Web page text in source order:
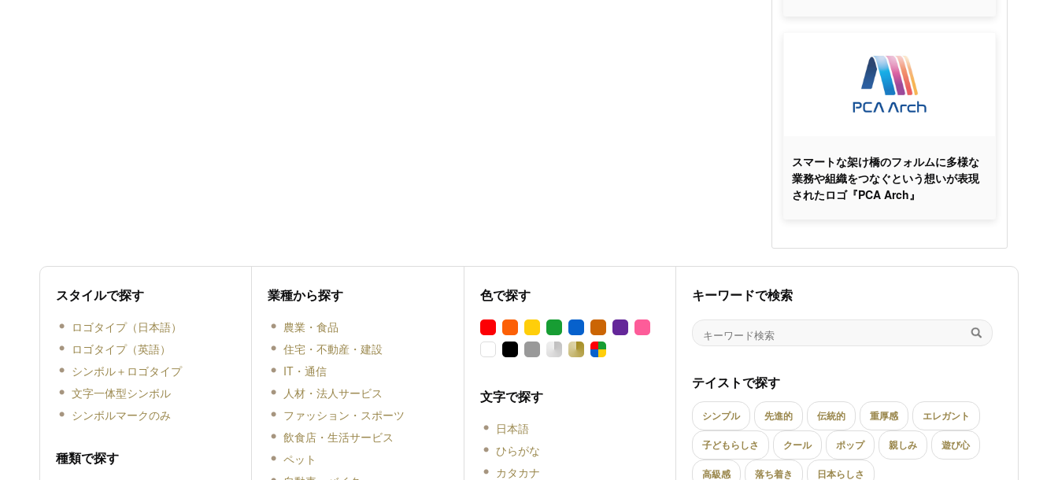
スマートな架け橋のフォルムに多様な
業務や組織をつなぐという想いが表現
されたロゴ『PCA Arch』
スタイルで探す
ロゴタイプ（日本語）
ロゴタイプ（英語）
シンボル＋ロゴタイプ
文字一体型シンボル
シンボルマークのみ
種類で探す
業種から探す
農業・食品
住宅・不動産・建設
IT・通信
人材・法人サービス
ファッション・スポーツ
飲食店・生活サービス
ペット
色で探す
文字で探す
日本語
ひらがな
カタカナ
キーワードで検索
テイストで探す
シンプル 先進的 伝統的 重厚感 エレガント
子どもらしさ クール ポップ 親しみ 遊び心
高級感 落ち着き 日本らしさ